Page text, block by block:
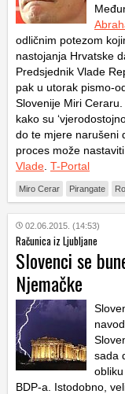
odličnim potezom
nastojanja Hrvatske
Predsjednik Vlade
pak u utorak pismo-
Slovenije Miri
kako su
do te mjere narušeni
proces može
Vlade T-Portal
Miro Cerar Pirangate
02.06.2015. (14:53)
Računica iz Ljubljane
Slovenci se
Njemačke
sada
BDP-a. Istodobno,